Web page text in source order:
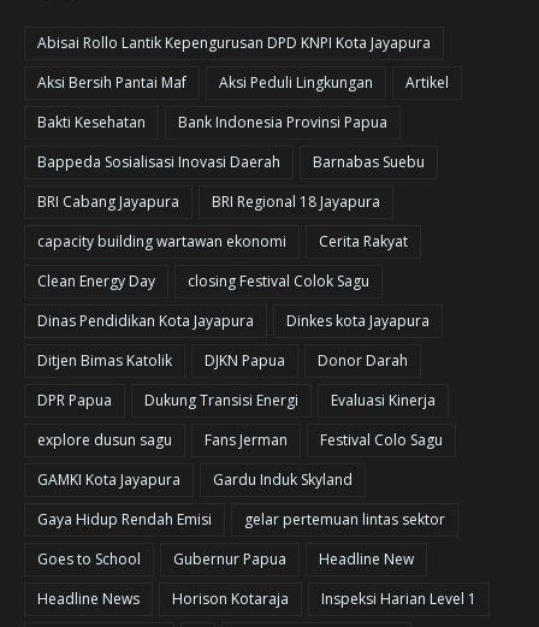
Abisai Rollo Lantik Kepengurusan DPD KNPI Kota Jayapura
Aksi Bersih Pantai Maf
Aksi Peduli Lingkungan
Artikel
Bakti Kesehatan
Bank Indonesia Provinsi Papua
Bappeda Sosialisasi Inovasi Daerah
Barnabas Suebu
BRI Cabang Jayapura
BRI Regional 18 Jayapura
capacity building wartawan ekonomi
Cerita Rakyat
Clean Energy Day
closing Festival Colok Sagu
Dinas Pendidikan Kota Jayapura
Dinkes kota Jayapura
Ditjen Bimas Katolik
DJKN Papua
Donor Darah
DPR Papua
Dukung Transisi Energi
Evaluasi Kinerja
explore dusun sagu
Fans Jerman
Festival Colo Sagu
GAMKI Kota Jayapura
Gardu Induk Skyland
Gaya Hidup Rendah Emisi
gelar pertemuan lintas sektor
Goes to School
Gubernur Papua
Headline New
Headline News
Horison Kotaraja
Inspeksi Harian Level 1